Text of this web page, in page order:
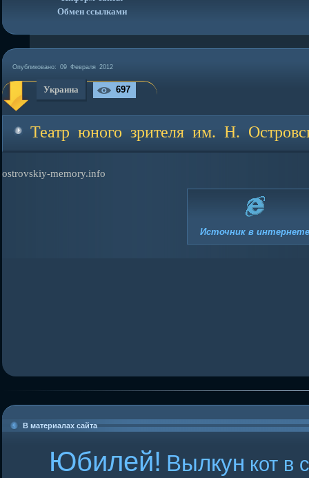
Обмен ссылками
Опубликовано: 09 Февраля 2012
Украина 697
Театр юного зрителя им. Н.
ostrovskiy-memory.info
Источник в
В материалах сайта
Юбилей! Вылкун кот в